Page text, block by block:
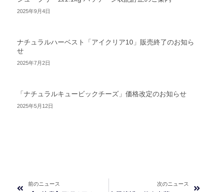
2025年9月4日
ナチュラルハーベスト「アイクリア10」販売終了のお知ら
せ
2025年7月2日
「ナチュラルキュービックチーズ」価格改定のお知らせ
2025年5月12日
前のニュース 次のニュース